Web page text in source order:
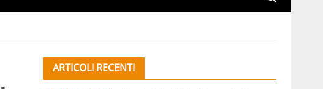
ARTICOLI RECENTI